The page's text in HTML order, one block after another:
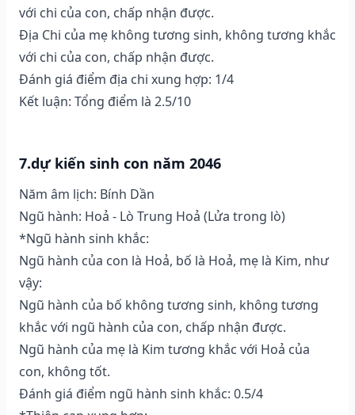
với chi của con, chấp nhận được.
Địa Chi của mẹ không tương sinh, không tương khắc
với chi của con, chấp nhận được.
Đánh giá điểm địa chi xung hợp: 1/4
Kết luận: Tổng điểm là 2.5/10
7.dự kiến sinh con năm 2046
Năm âm lịch: Bính Dần
Ngũ hành: Hoả - Lò Trung Hoả (Lửa trong lò)
*Ngũ hành sinh khắc:
Ngũ hành của con là Hoả, bố là Hoả, mẹ là Kim, như
vậy:
Ngũ hành của bố không tương sinh, không tương
khắc với ngũ hành của con, chấp nhận được.
Ngũ hành của mẹ là Kim tương khắc với Hoả của
con, không tốt.
Đánh giá điểm ngũ hành sinh khắc: 0.5/4